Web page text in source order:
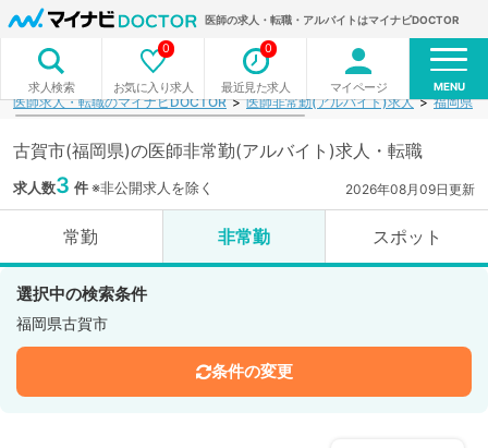
医師の求人・転職・アルバイトはマイナビDOCTOR
求人検索 お気に入り求人
0
最近見た求人
0
マイページ MENU
医師求人・転職のマイナビDOCTOR 医師非常勤(アルバイト)求人 福岡県
古賀市(福岡県)の医師非常勤(アルバイト)求人・転職
求人数3 件※非公開求人を除く 2026年08月09日更新
常勤 非常勤 スポット
選択中の検索条件
福岡県古賀市
条件の変更